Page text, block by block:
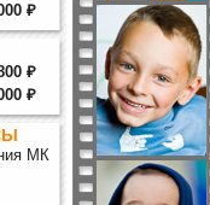
₽
₽
₽
МК